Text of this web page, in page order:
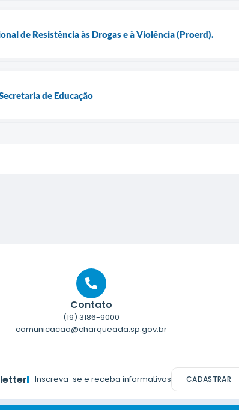
de Resistência às Drogas e à Violência (Proerd).
de Educação
Contato
(19) 3186-9000
comunicacao@charqueada.sp.gov.br
Inscreva-se e receba informativos CADASTRAR